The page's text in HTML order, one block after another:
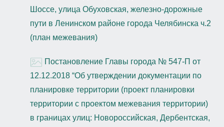
Шоссе, улица Обуховская, железно-дорожные
пути в Ленинском районе города Челябинска ч.2
(план межевания)
Постановление Главы города № 547-П от
12.12.2018 “Об утверждении документации по
планировке территории (проект планировки
территории с проектом межевания территории)
в границах улиц: Новороссийская, Дербентская,